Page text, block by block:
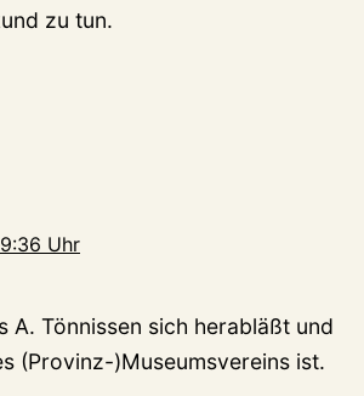
zu tun.
Uhr
A. Tönnissen sich herabläßt und
(Provinz-)Museumsvereins ist.